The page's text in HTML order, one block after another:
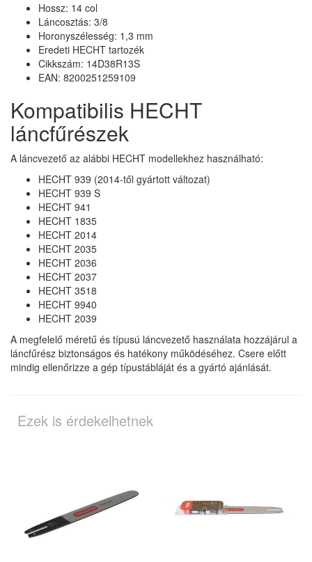
Hossz: 14 col
Láncosztás: 3/8
Horonyszélesség: 1,3 mm
Eredeti HECHT tartozék
Cikkszám: 14D38R13S
EAN: 8200251259109
Kompatibilis HECHT
láncfűrészek
A láncvezető az alábbi HECHT modellekhez használható:
HECHT 939 (2014-től gyártott változat)
HECHT 939 S
HECHT 941
HECHT 1835
HECHT 2014
HECHT 2035
HECHT 2036
HECHT 2037
HECHT 3518
HECHT 9940
HECHT 2039
A megfelelő méretű és típusú láncvezető használata hozzájárul a
láncfűrész biztonságos és hatékony működéséhez. Csere előtt
mindig ellenőrizze a gép típustábláját és a gyártó ajánlását.
Ezek is érdekelhetnek